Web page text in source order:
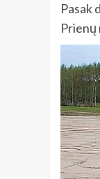
Pasak
Prienų